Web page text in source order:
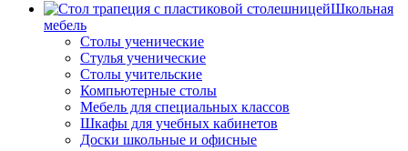
Школьная
мебель
Столы ученические
Стулья ученические
Столы учительские
Компьютерные столы
Мебель для специальных классов
Шкафы для учебных кабинетов
Доски школьные и офисные